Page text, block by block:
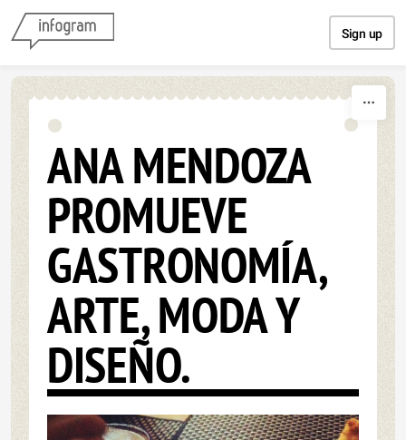
Sign up
ANA MENDOZA
PROMUEVE
GASTRONOMÍA,
ARTE, MODA Y
DISEÑO.